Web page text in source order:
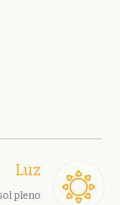
Luz
pleno